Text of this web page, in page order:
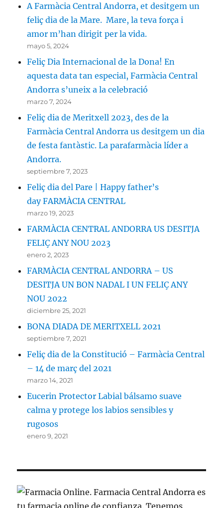
A Farmàcia Central Andorra, et desitgem un
feliç dia de la Mare. Mare, la teva força i
amor m’han dirigit per la vida.
mayo 5, 2024
Feliç Dia Internacional de la Dona! En
aquesta data tan especial, Farmàcia Central
Andorra s’uneix a la celebració
marzo 7, 2024
Feliç dia de Meritxell 2023, des de la
Farmàcia Central Andorra us desitgem un dia
de festa fantàstic. La parafarmàcia líder a
Andorra.
septiembre 7, 2023
Feliç dia del Pare | Happy father’s
day FARMÀCIA CENTRAL
marzo 19, 2023
FARMÀCIA CENTRAL ANDORRA US DESITJA
FELIÇ ANY NOU 2023
enero 2, 2023
FARMÀCIA CENTRAL ANDORRA – US
DESITJA UN BON NADAL I UN FELIÇ ANY
NOU 2022
diciembre 25, 2021
BONA DIADA DE MERITXELL 2021
septiembre 7, 2021
Feliç dia de la Constitució – Farmàcia Central
– 14 de març del 2021
marzo 14, 2021
Eucerin Protector Labial bálsamo suave
calma y protege los labios sensibles y
rugosos
enero 9, 2021